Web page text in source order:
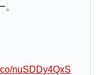
nuSDDy4QxS